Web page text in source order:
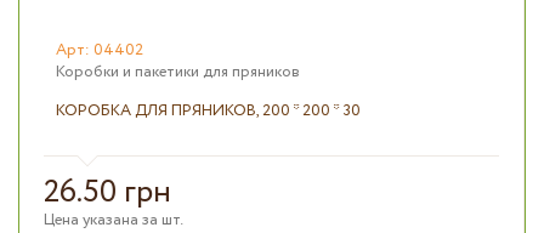
Арт: 04402
Коробки и пакетики для пряников
КОРОБКА ДЛЯ ПРЯНИКОВ, 200 * 200 * 30
26.50 грн
Цена указана за шт.